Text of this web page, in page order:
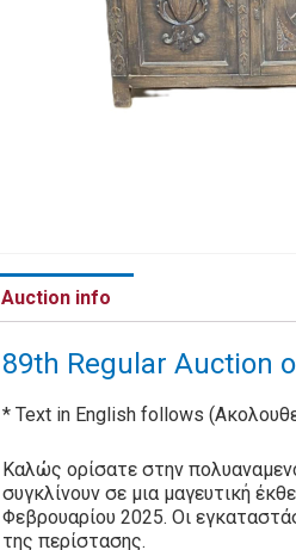
Auction info
89th Regular Auction
* Text in English follows
Καλώς ορίσατε στην
συγκλίνουν σε μια μαγευτική
Φεβρουαρίου 2025. Οι
της περίστασης.